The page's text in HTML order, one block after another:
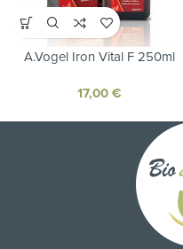
A.Vogel Iron Vital F 250ml
17,00€